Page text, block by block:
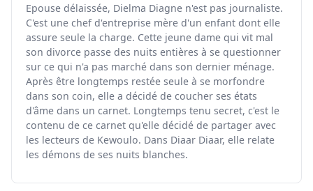
Epouse délaissée, Dielma Diagne n'est pas journaliste.
C'est une chef d'entreprise mère d'un enfant dont elle
assure seule la charge. Cette jeune dame qui vit mal
son divorce passe des nuits entières à se questionner
sur ce qui n'a pas marché dans son dernier ménage.
Après être longtemps restée seule à se morfondre
dans son coin, elle a décidé de coucher ses états
d'âme dans un carnet. Longtemps tenu secret, c'est le
contenu de ce carnet qu'elle décidé de partager avec
les lecteurs de Kewoulo. Dans Diaar Diaar, elle relate
les démons de ses nuits blanches.